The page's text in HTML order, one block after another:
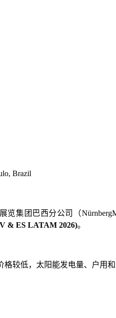
Brazil
览集团巴西分公司（Nü
& ES LATAM 2026)。
较低，太阳能发电量、户用